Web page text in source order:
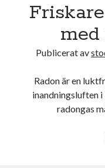
Publicerat av
Radon är en
inandningsluften
radongas